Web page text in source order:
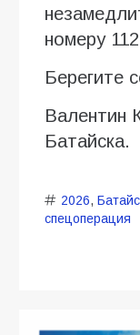
номеру
Берегите
Валентин
Батайска.
2026,
спецоперация